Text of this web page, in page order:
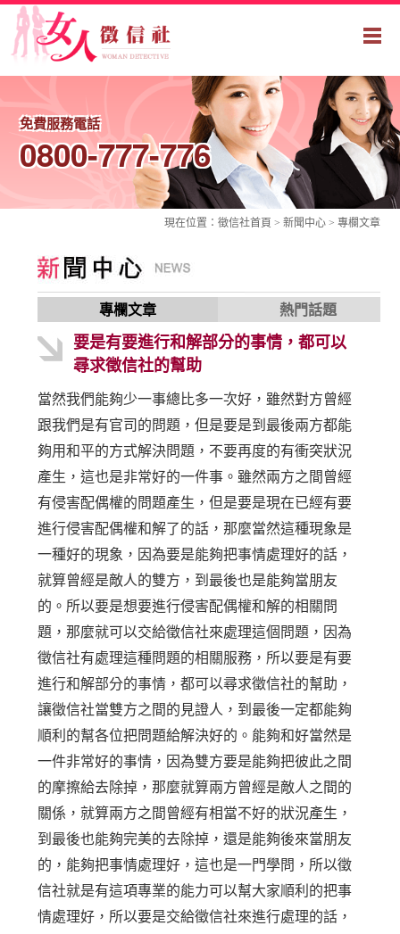
免費服務電話
0800-777-776
現在位置： 徵信社首頁 > 新聞中心 > 專欄文章
專欄文章 熱門話題
要是有要進行和解部分的事情，都可以
尋求徵信社的幫助
當然我們能夠少一事總比多一次好，雖然對方曾經
跟我們是有官司的問題，但是要是到最後兩方都能
夠用和平的方式解決問題，不要再度的有衝突狀況
產生，這也是非常好的一件事。雖然兩方之間曾經
有侵害配偶權的問題產生，但是要是現在已經有要
進行侵害配偶權和解了的話，那麼當然這種現象是
一種好的現象，因為要是能夠把事情處理好的話，
就算曾經是敵人的雙方，到最後也是能夠當朋友
的。所以要是想要進行侵害配偶權和解的相關問
題，那麼就可以交給徵信社來處理這個問題，因為
徵信社有處理這種問題的相關服務，所以要是有要
進行和解部分的事情，都可以尋求徵信社的幫助，
讓徵信社當雙方之間的見證人，到最後一定都能夠
順利的幫各位把問題給解決好的。能夠和好當然是
一件非常好的事情，因為雙方要是能夠把彼此之間
的摩擦給去除掉，那麼就算兩方曾經是敵人之間的
關係，就算兩方之間曾經有相當不好的狀況產生，
到最後也能夠完美的去除掉，還是能夠後來當朋友
的，能夠把事情處理好，這也是一門學問，所以徵
信社就是有這項專業的能力可以幫大家順利的把事
情處理好，所以要是交給徵信社來進行處理的話，